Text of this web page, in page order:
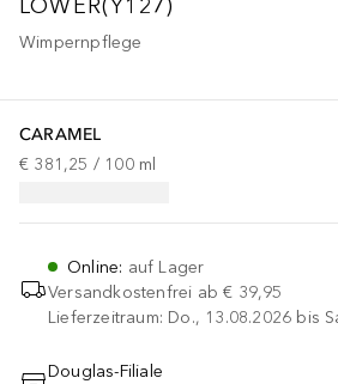
LOWER(Y127)
Wimpernpflege
CARAMEL
€ 381,25 / 100 ml
Online: auf Lager
Versandkostenfrei ab € 39,95
Lieferzeitraum: Do., 13.08.2026 bis
Douglas-Filiale